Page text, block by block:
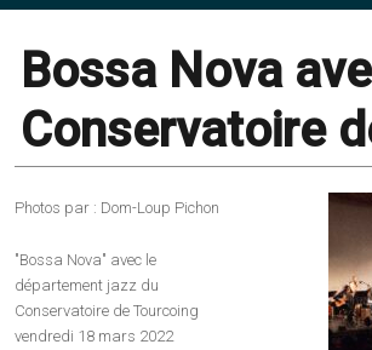
Bossa Nova
Conservatoire
Photos par : Dom-Loup Pichon
"Bossa Nova" avec le
département jazz du
Conservatoire de Tourcoing
vendredi 18 mars 2022